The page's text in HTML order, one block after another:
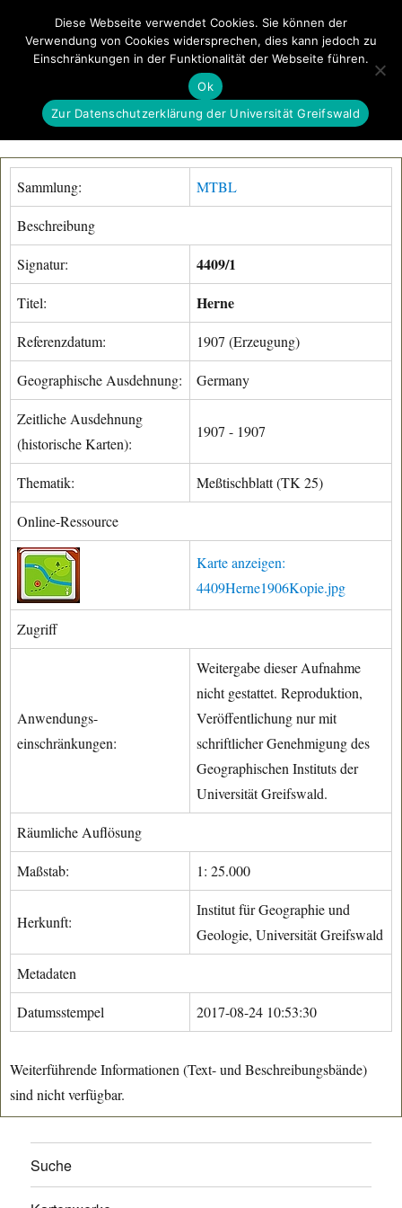
GeoGREIF MENÜ
Sammlung: MTBL
Beschreibung
Signatur: 4409/1
Titel: Herne
Referenzdatum: 1907 (Erzeugung)
Geographische Ausdehnung: Germany
Zeitliche Ausdehnung
(historische Karten):
1907 - 1907
Thematik: Meßtischblatt (TK 25)
Online-Ressource
Karte anzeigen:
4409Herne1906Kopie.jpg
Zugriff
Anwendungs-
einschränkungen:
Weitergabe dieser Aufnahme
nicht gestattet. Reproduktion,
Veröffentlichung nur mit
schriftlicher Genehmigung des
Geographischen Instituts der
Universität Greifswald.
Räumliche Auflösung
Maßstab: 1: 25.000
Herkunft:
Institut für Geographie und
Geologie, Universität Greifswald
Metadaten
Datumsstempel 2017-08-24 10:53:30
Weiterführende Informationen (Text- und Beschreibungsbände)
sind nicht verfügbar.
Suche
Diese Webseite verwendet Cookies. Sie können der
Verwendung von Cookies widersprechen, dies kann jedoch zu
Einschränkungen in der Funktionalität der Webseite führen.
Ok
Zur Datenschutzerklärung der Universität Greifswald